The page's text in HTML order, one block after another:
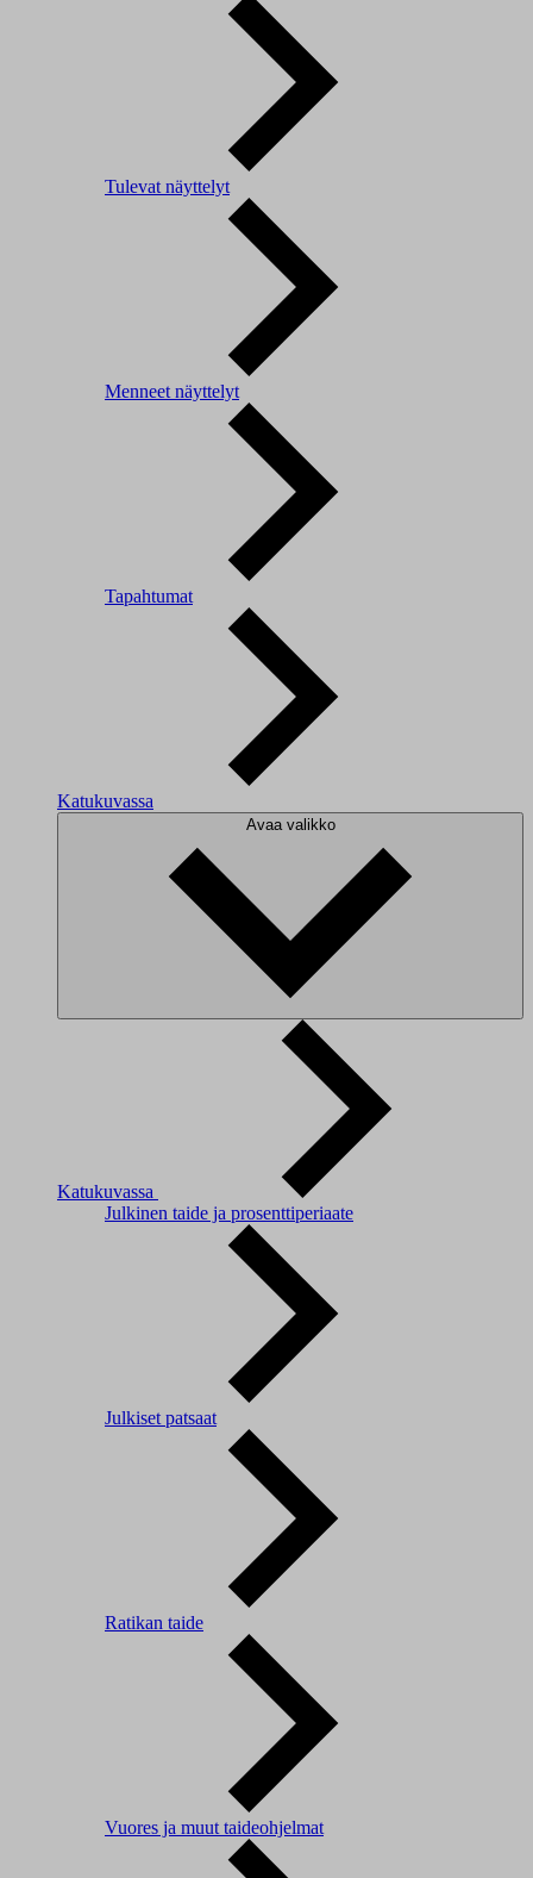
Tulevat näyttelyt
Menneet näyttelyt
Tapahtumat
Katukuvassa
Avaa valikko
Katukuvassa
Julkinen taide ja prosenttiperiaate
Julkiset patsaat
Ratikan taide
Vuores ja muut taideohjelmat